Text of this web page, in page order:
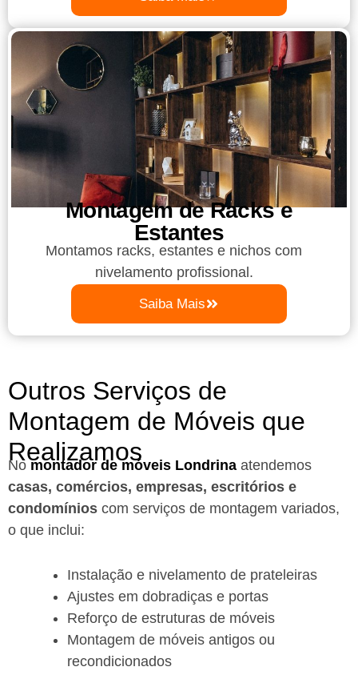
Montagem de Racks e
Estantes
Montamos racks, estantes e nichos com
nivelamento profissional.
Saiba Mais
Outros Serviços de
Montagem de Móveis que
Realizamos
No montador de móveis Londrina atendemos
casas, comércios, empresas, escritórios e
condomínios com serviços de montagem variados,
o que inclui:
Instalação e nivelamento de prateleiras
Ajustes em dobradiças e portas
Reforço de estruturas de móveis
Montagem de móveis antigos ou
recondicionados